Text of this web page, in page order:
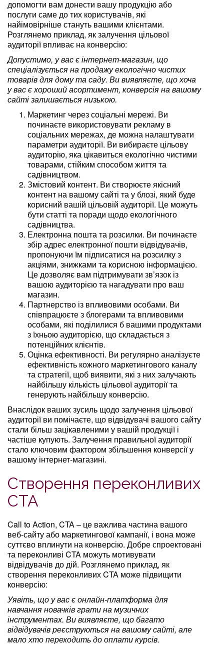
допомогти вам донести вашу продукцію або
послуги саме до тих користувачів, які
найімовірніше стануть вашими клієнтами.
Розглянемо приклад, як залучення цільової
аудиторії впливає на конверсію:
Допустимо, у вас є інтернет-магазин, що
спеціалізується на продажу екологічно чистих
товарів для дому та саду. Ви виявляєте, що хоча
у вас є хороший асортимент, конверсія на вашому
сайті залишається низькою.
Маркетинг через соціальні мережі. Ви
починаєте використовувати рекламу в
соціальних мережах, де можна налаштувати
параметри аудиторії. Ви вибираєте цільову
аудиторію, яка цікавиться екологічно чистими
товарами, стійким способом життя та
садівництвом.
Змістовий контент. Ви створюєте якісний
контент на вашому сайті та у блозі, який буде
корисний вашій цільовій аудиторії. Це можуть
бути статті та поради щодо екологічного
садівництва.
Електронна пошта та розсилки. Ви починаєте
збір адрес електронної пошти відвідувачів,
пропонуючи їм підписатися на розсилку з
акціями, знижками та корисною інформацією.
Це дозволяє вам підтримувати зв’язок із
вашою аудиторією та нагадувати про ваш
магазин.
Партнерство із впливовими особами. Ви
співпрацюєте з блогерами та впливовими
особами, які поділилися б вашими продуктами
з їхньою аудиторією, що складається з
потенційних клієнтів.
Оцінка ефективності. Ви регулярно аналізуєте
ефективність кожного маркетингового каналу
та стратегії, щоб виявити, які з них залучають
найбільшу кількість цільової аудиторії та
генерують найбільшу конверсію.
Внаслідок ваших зусиль щодо залучення цільової
аудиторії ви помічаєте, що відвідувачі вашого сайту
стали більш зацікавленими у вашій продукції і
частіше купують. Залучення правильної аудиторії
стало ключовим фактором збільшення конверсії у
вашому інтернет-магазині.
Створення переконливих
CTA
Call to Action, CTA – це важлива частина вашого
веб-сайту або маркетингової кампанії, і вона може
суттєво вплинути на конверсію. Добре спроектовані
та переконливі CTA можуть мотивувати
відвідувачів до дій. Розглянемо приклад, як
створення переконливих CTA може підвищити
конверсію:
Уявіть, що у вас є онлайн-платформа для
навчання новачків грати на музичних
інструментах. Ви виявляєте, що багато
відвідувачів реєструються на вашому сайті, але
мало хто переходить до оплати курсів.